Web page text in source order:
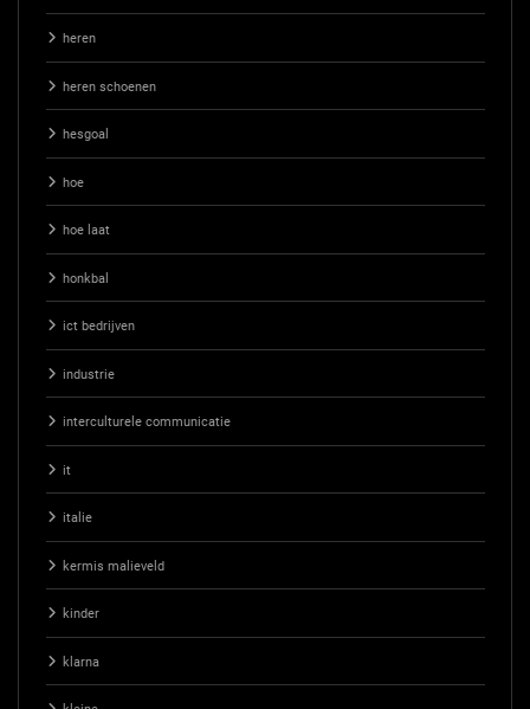
heren
heren schoenen
hesgoal
hoe
hoe laat
honkbal
ict bedrijven
industrie
interculturele communicatie
it
italie
kermis malieveld
kinder
klarna